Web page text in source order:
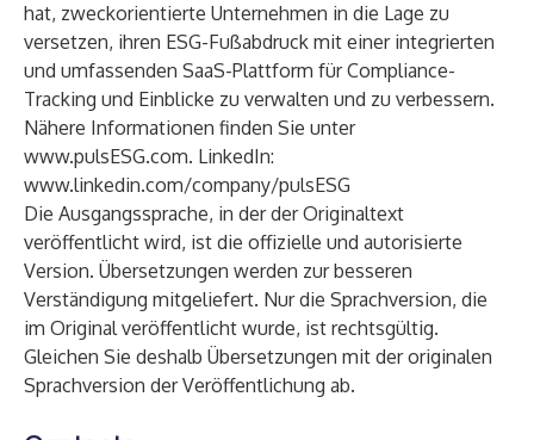
hat, zweckorientierte Unternehmen in die Lage zu
versetzen, ihren ESG-Fußabdruck mit einer integrierten
und umfassenden SaaS-Plattform für Compliance-
Tracking und Einblicke zu verwalten und zu verbessern.
Nähere Informationen finden Sie unter
www.pulsESG.com. LinkedIn:
www.linkedin.com/company/pulsESG
Die Ausgangssprache, in der der Originaltext
veröffentlicht wird, ist die offizielle und autorisierte
Version. Übersetzungen werden zur besseren
Verständigung mitgeliefert. Nur die Sprachversion, die
im Original veröffentlicht wurde, ist rechtsgültig.
Gleichen Sie deshalb Übersetzungen mit der originalen
Sprachversion der Veröffentlichung ab.